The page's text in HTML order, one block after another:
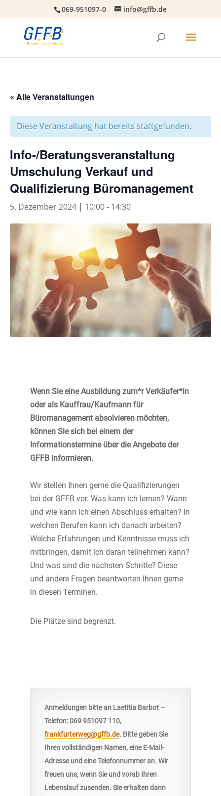
069-951097-0 info@gffb.de
« Alle Veranstaltungen
Diese Veranstaltung hat bereits stattgefunden.
Info-/Beratungsveranstaltung
Umschulung Verkauf und
Qualifizierung Büromanagement
5. Dezember 2024 | 10:00- 14:30
Wenn Sie eine Ausbildung zum*r Verkäufer*in
oder als Kauffrau/Kaufmann für
Büromanagement absolvieren möchten,
können Sie sich bei einem der
Informationstermine über die Angebote der
GFFB informieren.
Wir stellen Ihnen gerne die Qualifizierungen
bei der GFFB vor. Was kann ich lernen? Wann
und wie kann ich einen Abschluss erhalten? In
welchen Berufen kann ich danach arbeiten?
Welche Erfahrungen und Kenntnisse muss ich
mitbringen, damit ich daran teilnehmen kann?
Und was sind die nächsten Schritte? Diese
und andere Fragen beantworten Ihnen gerne
in diesen Terminen.
Die Plätze sind begrenzt.
Anmeldungen bitte an Laetitia Barbot –
Telefon: 069 951097 110,
frankfurterweg@gffb.de. Bitte geben Sie
Ihren vollständigen Namen, eine E-Mail-
Adresse und eine Telefonnummer an. Wir
freuen uns, wenn Sie und vorab Ihren
Lebenslauf zusenden. Sie erhalten dann